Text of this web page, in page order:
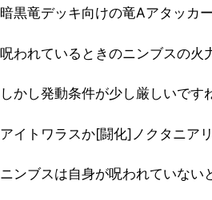
暗黒竜デッキ向けの竜Aアタッカ
呪われているときのニンブスの火
しかし発動条件が少し厳しいです
アイトワラスか[闘化]ノクタニア
ニンブスは自身が呪われていない